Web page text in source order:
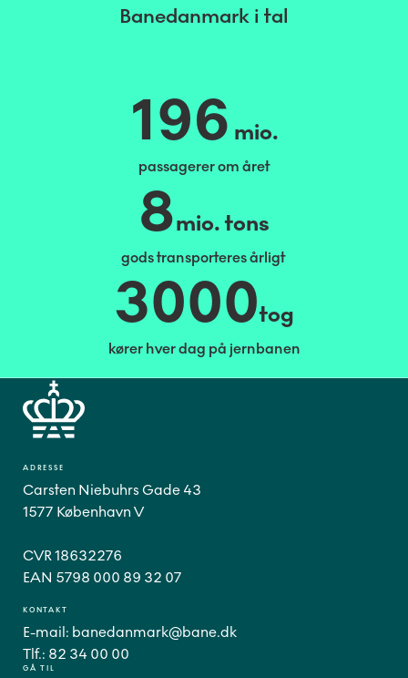
Banedanmark i tal
196 mio.
passagerer om året
8mio. tons
gods transporteres årligt
3000tog
kører hver dag på jernbanen
GÅ TIL
ADRESSE
Carsten Niebuhrs Gade 43
1577 København V
CVR 18632276
EAN 5798 000 89 32 07
KONTAKT
E-mail: banedanmark@bane.dk
Tlf.: 82 34 00 00